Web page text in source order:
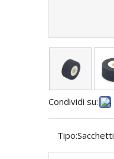
Condividi su:
Tipo:Sacchetti